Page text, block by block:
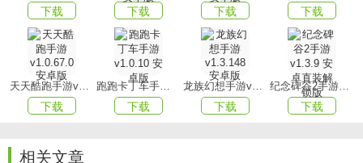
3、玩家在此游戏中可享受到极其有趣的游戏玩法，同时还可
与亲朋好友展开竞赛。
游戏玩法
1、比拼各自实力，飞行过程中务必小心防范尖锐物品，以免
泡泡遭受破损。
下载 下载 下载 下载
天天酷跑手游v1.0.67.0安卓版
下载
跑跑卡丁车手游v1.0.10 安卓版
下载
龙族幻想手游v1.3.148 安卓版
下载
纪念碑谷2手游v1.3.9 安卓直装解锁版
下载
相关文章